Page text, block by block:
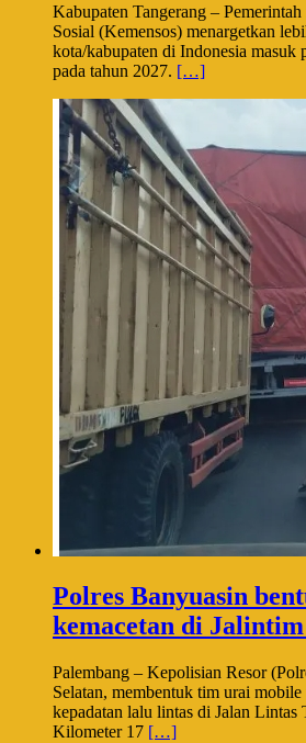
Kabupaten Tangerang –
Sosial (Kemensos) menargetkan
kota/kabupaten di Indonesia masuk
pada tahun 2027. […]
Polres Banyuasin
kemacetan di
Palembang – Kepolisian Resor
Selatan, membentuk tim urai
kepadatan lalu lintas di Jalan Lintas
Kilometer 17 […]